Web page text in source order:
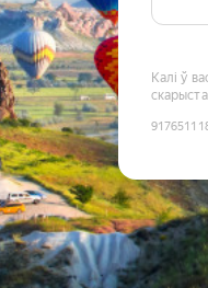
Калі ў